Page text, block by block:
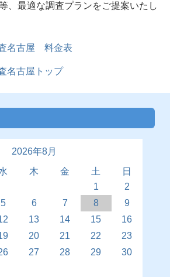
、最適な調査プランをご提案いたし
名古屋 料金表
古屋トップ
2026年8月
木 金 土
日
1
2
5 6 7 8
9
13 14 15
16
20 21 22
23
27 28 29
30